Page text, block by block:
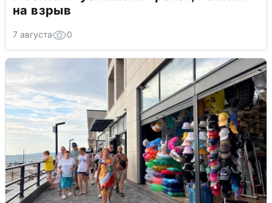
на взрыв
7 августа 0